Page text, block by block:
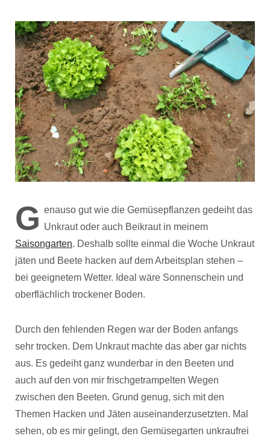
G enauso gut wie die Gemüsepflanzen gedeiht das
Unkraut oder auch Beikraut in meinem
Saisongarten. Deshalb sollte einmal die Woche Unkraut
jäten und Beete hacken auf dem Arbeitsplan stehen –
bei geeignetem Wetter. Ideal wäre Sonnenschein und
oberflächlich trockener Boden.
Durch den fehlenden Regen war der Boden anfangs
sehr trocken. Dem Unkraut machte das aber gar nichts
aus. Es gedeiht ganz wunderbar in den Beeten und
auch auf den von mir frischgetrampelten Wegen
zwischen den Beeten. Grund genug, sich mit den
Themen Hacken und Jäten auseinanderzusetzten. Mal
sehen, ob es mir gelingt, den Gemüsegarten unkraufrei